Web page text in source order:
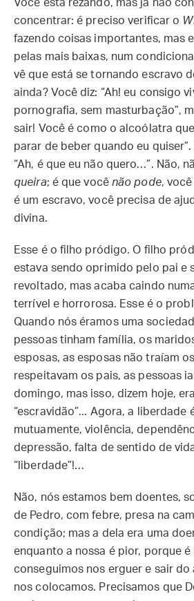
Você está rezando, mas já não
concentrar: é preciso verificar o
fazendo coisas importantes, mas
pelas mais baixas, num
vê que está se tornando escravo
ainda? Você diz: “Ah! eu consigo
pornografia, sem masturbação”,
sair! Você é como o alcoólatra
parar de beber quando eu
“Ah, é que eu não quero…”. Não,
queira; é que você não pode,
é um escravo, você precisa de
divina.
Esse é o filho pródigo. O filho
estava sendo oprimido pelo pai e
revoltado, mas acaba caindo
terrível e horrorosa. Esse é o
Quando nós éramos uma
pessoas tinham família, os
esposas, as esposas não traíam
respeitavam os pais, as pessoas
domingo, mas isso, dizem hoje,
“escravidão”... Agora, a liberdade
mutuamente, violência,
depressão, falta de sentido de
“liberdade”!…
Não, nós estamos bem doentes,
de Pedro, com febre, presa na
condição; mas a dela era uma
enquanto a nossa é pior, porque é
conseguimos nos erguer e sair
nos colocamos. Precisamos que